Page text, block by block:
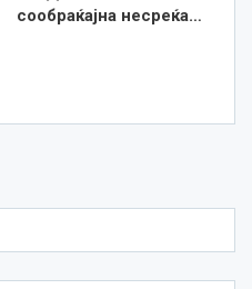
сообраќајна несреќа…